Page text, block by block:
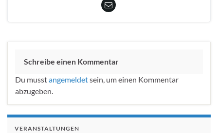
Schreibe einen Kommentar
Du musstangemeldetsein, um einen Kommentar
abzugeben.
VERANSTALTUNGEN